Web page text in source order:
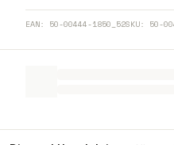
EAN: 50-00444-1850_52SKU: 50-